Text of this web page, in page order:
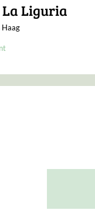
Liguria
Haag